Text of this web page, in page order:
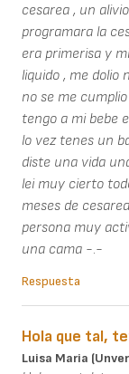
cesarea , un
programara la
era primerisa y
liquido , me dolio
no se me
tengo a mi bebe
lo vez tenes un
diste una vida
lei muy cierto
meses de
persona muy
una cama -.-
Respuesta
Hola que tal,
Luisa Maria